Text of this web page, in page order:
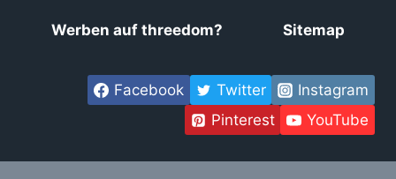
Werben auf threedom? Sitemap
Facebook Twitter
Instagram
Pinterest
YouTube